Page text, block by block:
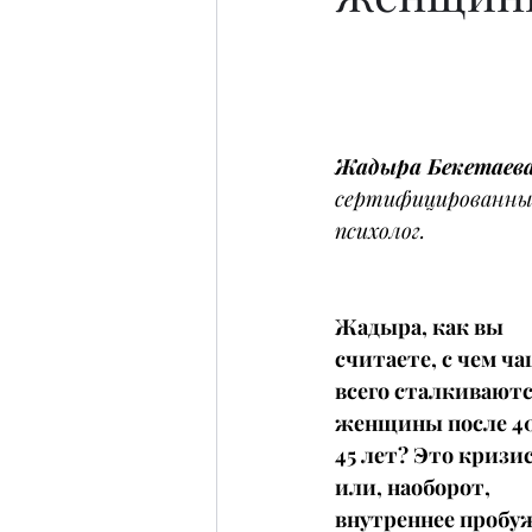
Жадыра
психолог.
Жадыра, как вы
считаете, с чем
всего
женщины после
45 лет? Это
или, наоборот,
внутреннее